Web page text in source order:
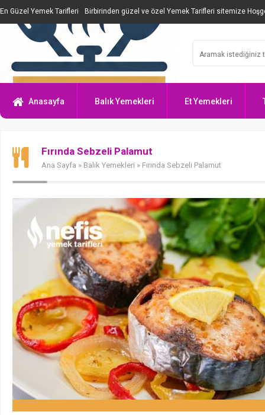
En Güzel Yemek Tarifleri Birbirinden güzel ve özel Yemek Tarifleri sitemize
Anasayfa Balık Yemekleri Et Yemekleri
Fırında Sebzeli Palamut
Ana Sayfa » Balık Yemekleri » Fırında Sebzeli Palamut